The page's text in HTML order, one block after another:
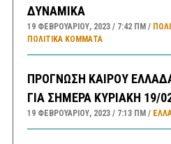
ΔΥΝΑΜΙΚΑ
19 ΦΕΒΡΟΥΑΡΊΟΥ, 2023 7:42 ΠΜ
ΠΟΛΙΤΙΚΆ ΚΌΜΜΑΤΑ
ΠΡΟΓΝΩΣΗ ΚΑΙΡΟΥ
ΓΙΑ ΣΗΜΕΡΑ ΚΥΡΙΑΚΗ 19/
19 ΦΕΒΡΟΥΑΡΊΟΥ, 2023 7:13 ΠΜ